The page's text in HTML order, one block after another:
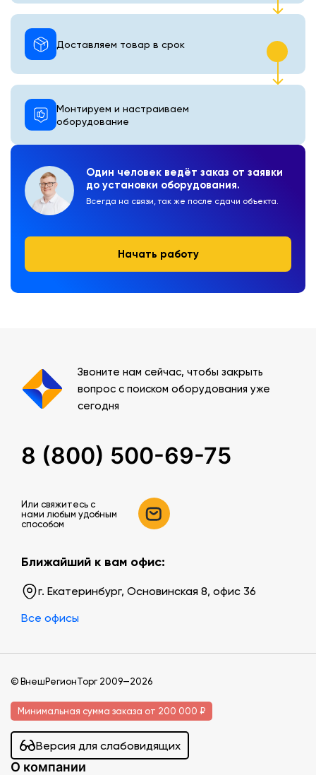
Один человек ведёт заказ от заявки
до установки оборудования.
Всегда на связи, так же после сдачи объекта.
Начать работу
Монтируем и настраиваем
оборудование
Доставляем товар в срок
Звоните нам сейчас, чтобы закрыть
вопрос с поиском оборудования уже
сегодня
8 (800) 500-69-75
Или свяжитесь c
нами любым удобным
способом
Ближайший к вам офис:
г. Екатеринбург, Основинская 8, офис 36
Все офисы
© ВнешРегионТорг 2009—2026
Минимальная сумма заказа от 200 000 ₽
Версия для слабовидящих
О компании